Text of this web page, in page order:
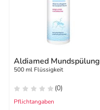
Aldiamed Mundspülung
500 ml Flüssigkeit
(0)
Pflichtangaben